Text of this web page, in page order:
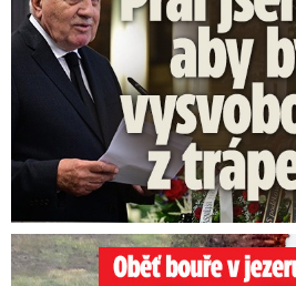
Oběť bouře v jezeru Most: Zemřel